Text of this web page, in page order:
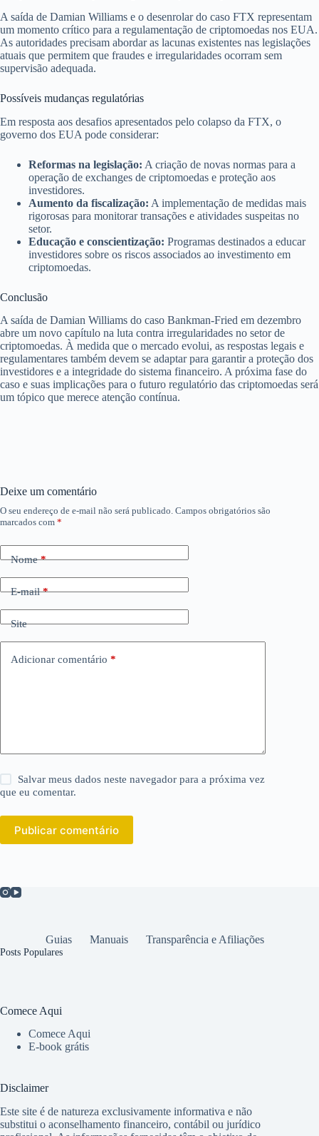
A saída de Damian Williams e o desenrolar do caso FTX representam
um momento crítico para a regulamentação de criptomoedas nos EUA.
As autoridades precisam abordar as lacunas existentes nas legislações
atuais que permitem que fraudes e irregularidades ocorram sem
supervisão adequada.
Possíveis mudanças regulatórias
Em resposta aos desafios apresentados pelo colapso da FTX, o
governo dos EUA pode considerar:
Reformas na legislação: A criação de novas normas para a
operação de exchanges de criptomoedas e proteção aos
investidores.
Aumento da fiscalização: A implementação de medidas mais
rigorosas para monitorar transações e atividades suspeitas no
setor.
Educação e conscientização: Programas destinados a educar
investidores sobre os riscos associados ao investimento em
criptomoedas.
Conclusão
A saída de Damian Williams do caso Bankman-Fried em dezembro
abre um novo capítulo na luta contra irregularidades no setor de
criptomoedas. À medida que o mercado evolui, as respostas legais e
regulamentares também devem se adaptar para garantir a proteção dos
investidores e a integridade do sistema financeiro. A próxima fase do
caso e suas implicações para o futuro regulatório das criptomoedas será
um tópico que merece atenção contínua.
Deixe um comentário
O seu endereço de e-mail não será publicado. Campos obrigatórios são
marcados com *
Nome*
E-mail*
Site
Adicionar comentário *
Salvar meus dados neste navegador para a próxima vez
que eu comentar.
Publicar comentário
Guias Manuais Transparência e Afiliações
Posts Populares
Comece Aqui
Comece Aqui
E-book grátis
Disclaimer
Este site é de natureza exclusivamente informativa e não
substitui o aconselhamento financeiro, contábil ou jurídico